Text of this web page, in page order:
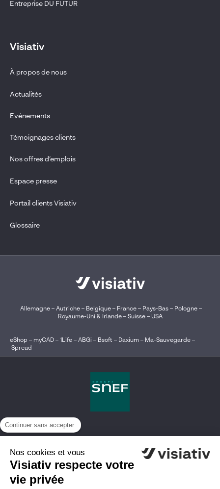
Continuer sans accepter
Nos cookies et vous
Visiativ respecte votre
vie privée
Entreprise DU FUTUR
Visiativ
À propos de nous
Actualités
Evénements
Témoignages clients
Nos offres d’emplois
Espace presse
Portail clients Visiativ
Glossaire
Allemagne– Autriche– Belgique – France– Pays-Bas– Pologne–
Royaume-Uni & Irlande– Suisse– USA
eShop – myCAD – 1Life – ABGi – Bsoft – Daxium – Ma-Sauvegarde –
Spread